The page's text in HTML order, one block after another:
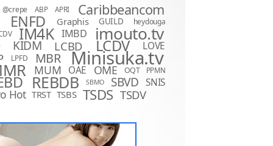
@crepe ABP APRI Caribbeancom
ENFD Graphis GUILD heydouga
IM4K IMBD imouto.tv
KIDM LCBD LCDV LOVE
LPFD MBR Minisuka.tv
MUM OAE OME OQT
PPMN
REBDB SBMO SBVD SNIS
Hot TRST TSBS TSDS TSDV